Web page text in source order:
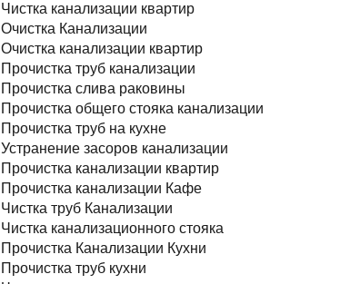
Чистка канализации квартир
Очистка Канализации
Очистка канализации квартир
Прочистка труб канализации
Прочистка слива раковины
Прочистка общего стояка канализации
Прочистка труб на кухне
Устранение засоров канализации
Прочистка канализации квартир
Прочистка канализации Кафе
Чистка труб Канализации
Чистка канализационного стояка
Прочистка Канализации Кухни
Прочистка труб кухни